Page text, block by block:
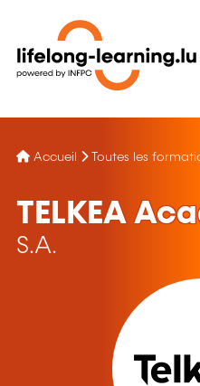
Accueil Toutes les
TELKEA
S.A.